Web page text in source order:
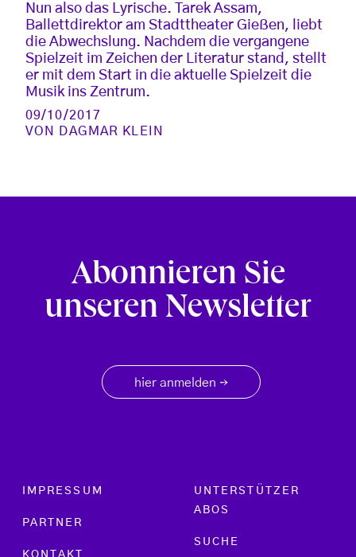
Nun also das Lyrische. Tarek Assam,
Ballettdirektor am Stadttheater Gießen, liebt
die Abwechslung. Nachdem die vergangene
Spielzeit im Zeichen der Literatur stand, stellt
er mit dem Start in die aktuelle Spielzeit die
Musik ins Zentrum.
09/10/2017
VON
DAGMAR KLEIN
Abonnieren Sie
unseren Newsletter
hier anmelden →
Footer menu
IMPRESSUM
PARTNER
KONTAKT
UNTERSTÜTZER
ABOS
SUCHE